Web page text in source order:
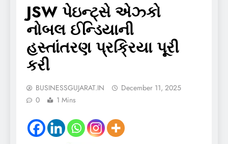
JSW પેઇન્ટ્સે એઝ્કો
નોબલ ઈન્ડિયાની
હસ્તાંતરણ પ્રક્રિયા પૂરી
કરી
BUSINESSGUJARAT.IN
December 11, 2025
0
1 Mins